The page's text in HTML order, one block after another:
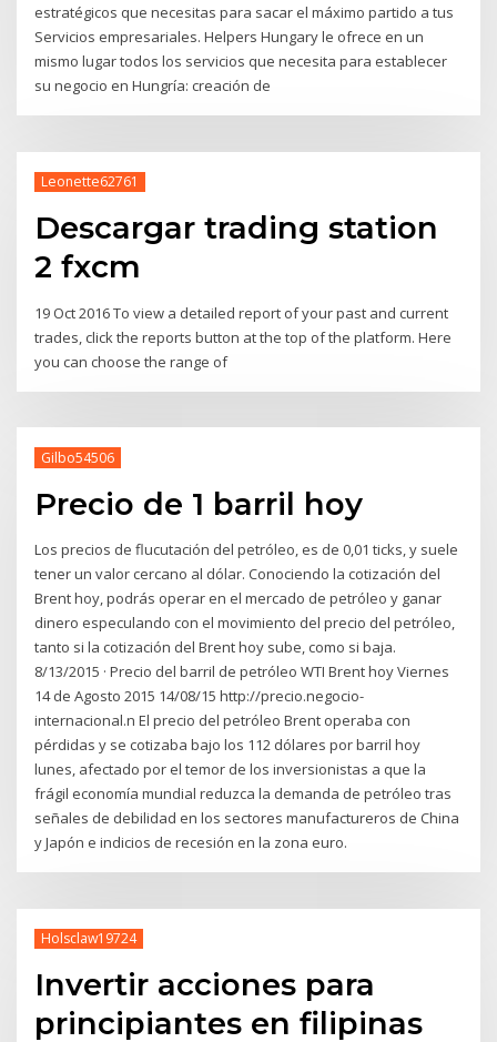
estratégicos que necesitas para sacar el máximo partido a tus
Servicios empresariales. Helpers Hungary le ofrece en un
mismo lugar todos los servicios que necesita para establecer
su negocio en Hungría: creación de
Leonette62761
Descargar trading station
2 fxcm
19 Oct 2016 To view a detailed report of your past and current
trades, click the reports button at the top of the platform. Here
you can choose the range of
Gilbo54506
Precio de 1 barril hoy
Los precios de flucutación del petróleo, es de 0,01 ticks, y suele
tener un valor cercano al dólar. Conociendo la cotización del
Brent hoy, podrás operar en el mercado de petróleo y ganar
dinero especulando con el movimiento del precio del petróleo,
tanto si la cotización del Brent hoy sube, como si baja.
8/13/2015 · Precio del barril de petróleo WTI Brent hoy Viernes
14 de Agosto 2015 14/08/15 http://precio.negocio-
internacional.n El precio del petróleo Brent operaba con
pérdidas y se cotizaba bajo los 112 dólares por barril hoy
lunes, afectado por el temor de los inversionistas a que la
frágil economía mundial reduzca la demanda de petróleo tras
señales de debilidad en los sectores manufactureros de China
y Japón e indicios de recesión en la zona euro.
Holsclaw19724
Invertir acciones para
principiantes en filipinas